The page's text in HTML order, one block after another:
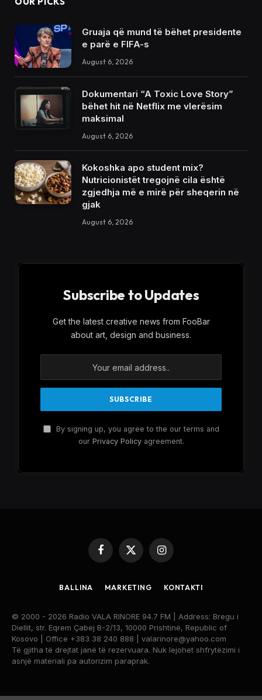
Gruaja që mund të bëhet presidente
e parë e FIFA-s
August 6, 2026
Dokumentari “A Toxic Love Story”
bëhet hit në Netflix me vlerësim
maksimal
August 6, 2026
Kokoshka apo student mix?
Nutricionistët tregojnë cila është
zgjedhja më e mirë për sheqerin në
gjak
August 6, 2026
Subscribe to Updates
Get the latest creative news from FooBar
about art, design and business.
By signing up, you agree to the our terms and
our Privacy Policyagreement.
Facebook
X
Instagram
BALLINA MARKETING KONTAKTI
© 2000 - 2026 Radio VALA RINORE 94.7 FM | Address: Bregu i
Diellit, str. Eqrem Çabej B-2/13, 10000 Prishtinë, Republic of
Kosovo | Office +383 38 240 888 | valarinore@yahoo.com
Të gjitha të drejtat janë të rezervuara. Nuk lejohet shfrytëzimi i
asnjë materiali pa autorizim paraprak.